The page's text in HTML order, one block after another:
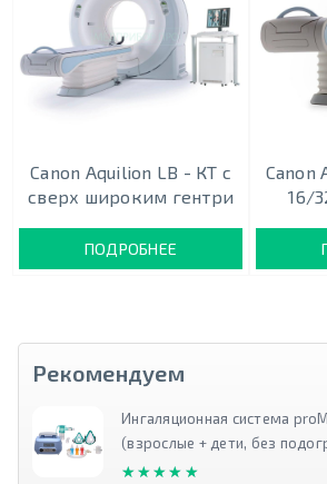
Canon Aquilion LB - КТ с
сверх широким гентри
ПОДРОБНЕЕ
Canon
16/
Рекомендуем
Ингаляционная система
(взрослые + дети, без
★★★★★
★★★★★